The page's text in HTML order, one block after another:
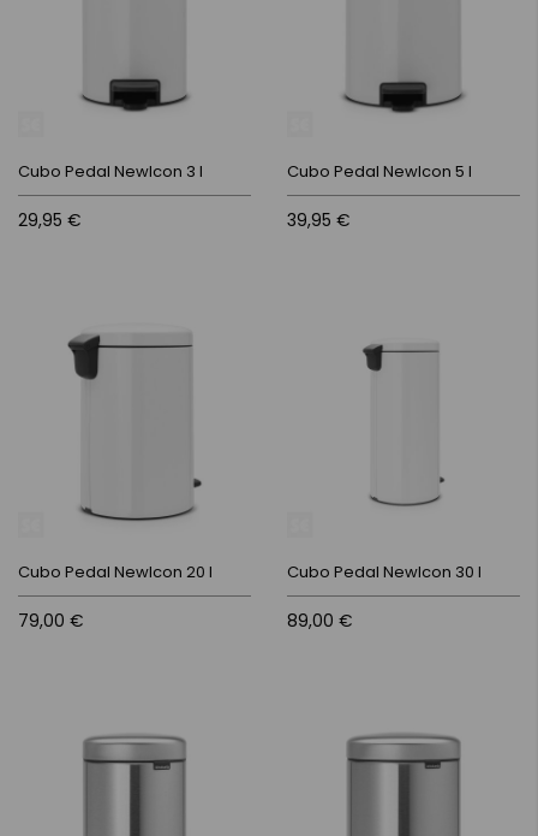
Cubo Pedal NewIcon 3 l
29,95 €
Cubo Pedal NewIcon 5 l
39,95 €
Cubo Pedal NewIcon 20 l
79,00 €
Cubo Pedal NewIcon 30 l
89,00 €